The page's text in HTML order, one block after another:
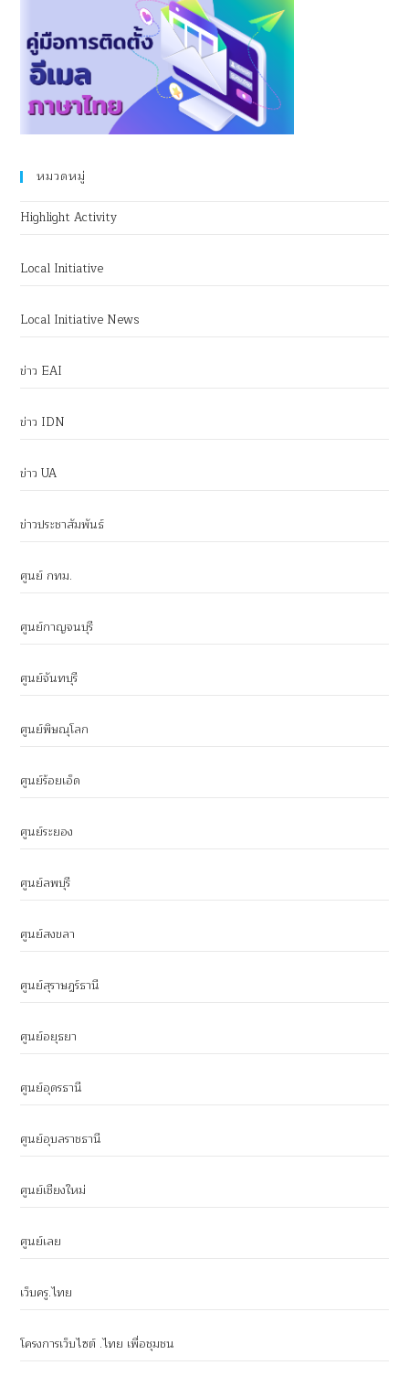
หมวดหมู่
Highlight Activity
Local Initiative
Local Initiative News
ข่าว EAI
ข่าว IDN
ข่าว UA
ข่าวประชาสัมพันธ์
ศูนย์ กทม.
ศูนย์กาญจนบุรี
ศูนย์จันทบุรี
ศูนย์พิษณุโลก
ศูนย์ร้อยเอ็ด
ศูนย์ระยอง
ศูนย์ลพบุรี
ศูนย์สงขลา
ศูนย์สุราษฎร์ธานี
ศูนย์อยุธยา
ศูนย์อุดรธานี
ศูนย์อุบลราชธานี
ศูนย์เชียงใหม่
ศูนย์เลย
เว็บครู.ไทย
โครงการเว็บไซต์ .ไทย เพื่อชุมชน